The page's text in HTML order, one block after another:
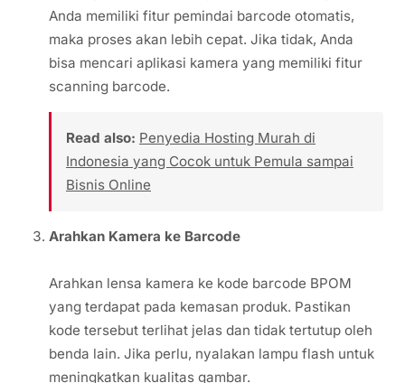
Anda memiliki fitur pemindai barcode otomatis,
maka proses akan lebih cepat. Jika tidak, Anda
bisa mencari aplikasi kamera yang memiliki fitur
scanning barcode.
Read also: Penyedia Hosting Murah di
Indonesia yang Cocok untuk Pemula sampai
Bisnis Online
Arahkan Kamera ke Barcode
Arahkan lensa kamera ke kode barcode BPOM
yang terdapat pada kemasan produk. Pastikan
kode tersebut terlihat jelas dan tidak tertutup oleh
benda lain. Jika perlu, nyalakan lampu flash untuk
meningkatkan kualitas gambar.